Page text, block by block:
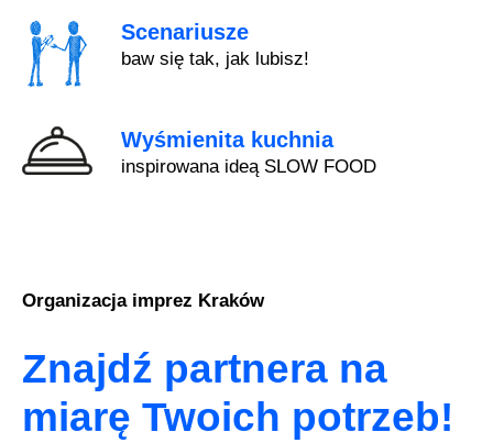
Scenariusze
baw się tak, jak lubisz!
Wyśmienita kuchnia
inspirowana ideą SLOW FOOD
Organizacja imprez Kraków
Znajdź partnera na
miarę Twoich potrzeb!